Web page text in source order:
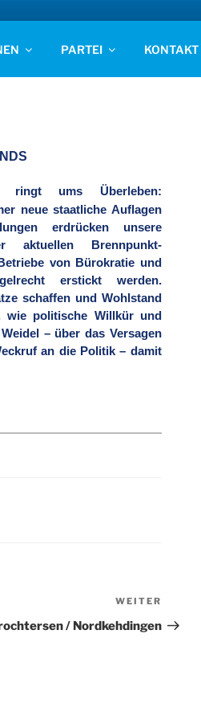
PARTEI KONTAKT
ringt ums Überleben:
neue staatliche Auflagen
erdrücken unsere
aktuellen Brennpunkt-
von Bürokratie und
erstickt werden.
schaffen und Wohlstand
wie politische Willkür und
– über das Versagen
an die Politik – damit
Beitrag
WEITER
/ Nordkehdingen